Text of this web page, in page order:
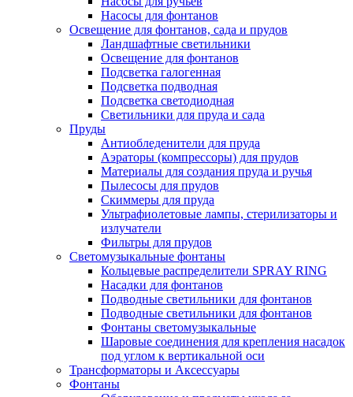
Насосы для фонтанов
Освещение для фонтанов, сада и прудов
Ландшафтные светильники
Освещение для фонтанов
Подсветка галогенная
Подсветка подводная
Подсветка светодиодная
Светильники для пруда и сада
Пруды
Антиобледенители для пруда
Аэраторы (компрессоры) для прудов
Материалы для создания пруда и ручья
Пылесосы для прудов
Скиммеры для пруда
Ультрафиолетовые лампы, стерилизаторы и
излучатели
Фильтры для прудов
Светомузыкальные фонтаны
Кольцевые распределители SPRAY RING
Насадки для фонтанов
Подводные светильники для фонтанов
Подводные светильники для фонтанов
Фонтаны светомузыкальные
Шаровые соединения для крепления насадок
под углом к вертикальной оси
Трансформаторы и Аксессуары
Фонтаны